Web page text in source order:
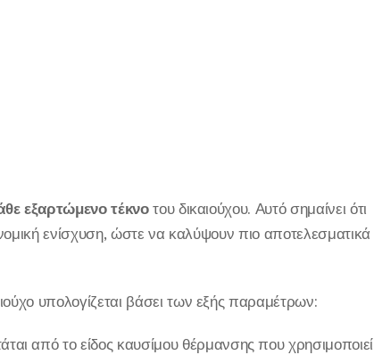
εξαρτώμενο τέκνοτου δικαιούχου. Αυτό σημαίνει ότι
ενίσχυση, ώστε να καλύψουν πιο αποτελεσματικά
υπολογίζεται βάσει των εξής παραμέτρων:
από το είδος καυσίμου θέρμανσης που χρησιμοποιεί